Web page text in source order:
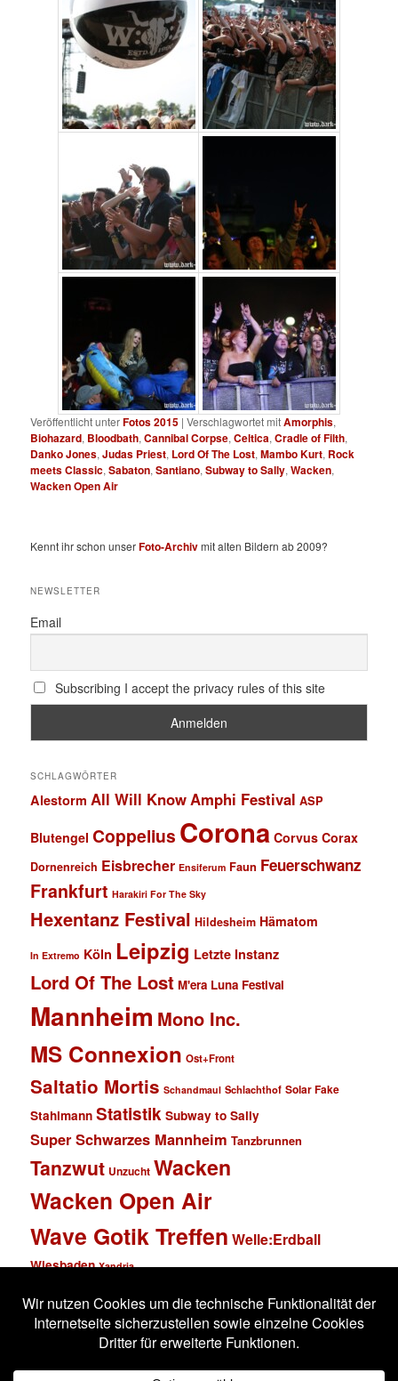
Veröffentlicht unterFotos 2015 |Verschlagwortet mitAmorphis,
Biohazard, Bloodbath,Cannibal Corpse,Celtica,Cradle of Filth,
Danko Jones,Judas Priest, Lord Of The Lost,Mambo Kurt, Rock
meets Classic,Sabaton,Santiano,Subway to Sally,Wacken,
Wacken Open Air
Kennt ihr schon unserFoto-Archivmit alten Bildern ab 2009?
NEWSLETTER
Email
Subscribing I accept the privacy rules of this site
SCHLAGWÖRTER
Alestorm All Will KnowAmphi Festival ASP
Blutengel Coppelius Corona Corvus Corax
Dornenreich Eisbrecher Ensiferum Faun Feuerschwanz
Frankfurt Harakiri For The Sky
Hexentanz Festival Hildesheim Hämatom
In Extremo Köln Leipzig Letzte Instanz
Lord Of The Lost M'era Luna Festival
Mannheim Mono Inc.
MS Connexion Ost+Front
Saltatio Mortis Schandmaul Schlachthof Solar Fake
Stahlmann Statistik Subway to Sally
Super Schwarzes Mannheim Tanzbrunnen
Tanzwut Unzucht Wacken
Wacken Open Air
Wave Gotik Treffen Welle:Erdball
Wiesbaden Xandria
Impressum